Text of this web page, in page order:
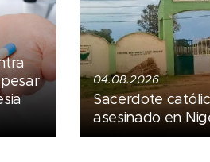
04.08.2026
Sacerdote
asesinado en